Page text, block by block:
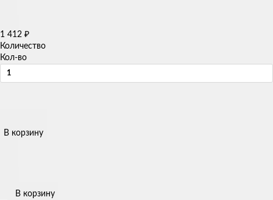
1 412 ₽
Количество
Кол-во
В корзину
В корзину